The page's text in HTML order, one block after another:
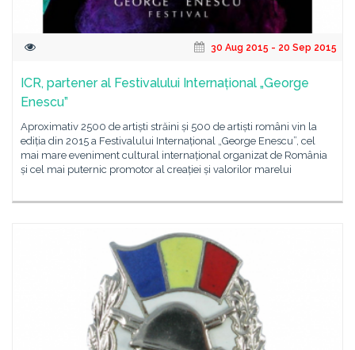
30 Aug 2015 - 20 Sep 2015
ICR, partener al Festivalului Internațional „George
Enescu”
Aproximativ 2500 de artiști străini și 500 de artiști români vin la
ediția din 2015 a Festivalului Internațional „George Enescu”, cel
mai mare eveniment cultural internațional organizat de România
și cel mai puternic promotor al creației și valorilor marelui